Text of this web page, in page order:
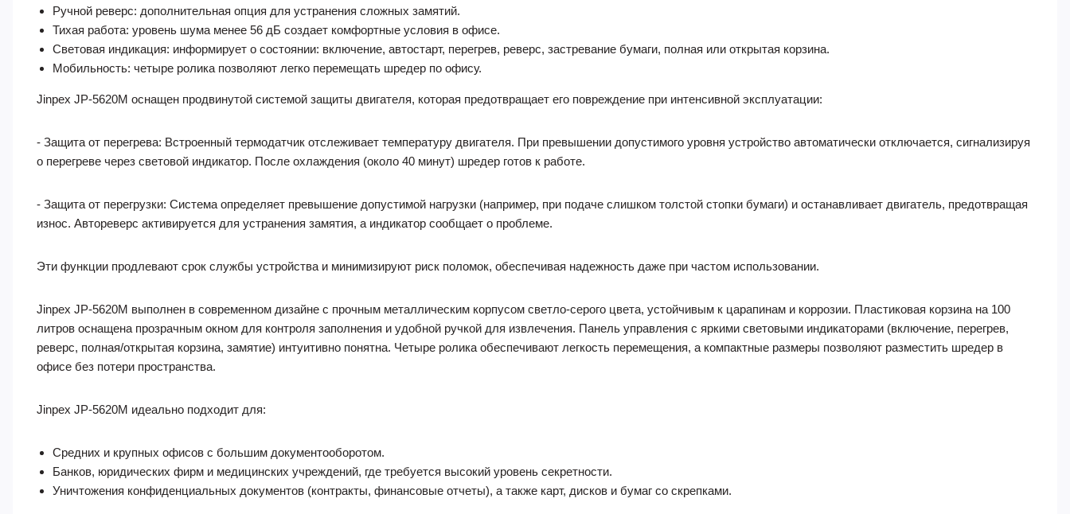
Ручной реверс: дополнительная опция для устранения сложных замятий.
Тихая работа: уровень шума менее 56 дБ создает комфортные условия в офисе.
Световая индикация: информирует о состоянии: включение, автостарт, перегрев, реверс, застревание бумаги, полная или открытая корзина.
Мобильность: четыре ролика позволяют легко перемещать шредер по офису.
Jinpex JP-5620M оснащен продвинутой системой защиты двигателя, которая предотвращает его повреждение при интенсивной эксплуатации:
- Защита от перегрева: Встроенный термодатчик отслеживает температуру двигателя. При превышении допустимого уровня устройство автоматически отключается, сигнализируя
о перегреве через световой индикатор. После охлаждения (около 40 минут) шредер готов к работе.
- Защита от перегрузки: Система определяет превышение допустимой нагрузки (например, при подаче слишком толстой стопки бумаги) и останавливает двигатель, предотвращая
износ. Автореверс активируется для устранения замятия, а индикатор сообщает о проблеме.
Эти функции продлевают срок службы устройства и минимизируют риск поломок, обеспечивая надежность даже при частом использовании.
Jinpex JP-5620M выполнен в современном дизайне с прочным металлическим корпусом светло-серого цвета, устойчивым к царапинам и коррозии. Пластиковая корзина на 100
литров оснащена прозрачным окном для контроля заполнения и удобной ручкой для извлечения. Панель управления с яркими световыми индикаторами (включение, перегрев,
реверс, полная/открытая корзина, замятие) интуитивно понятна. Четыре ролика обеспечивают легкость перемещения, а компактные размеры позволяют разместить шредер в
офисе без потери пространства.
Jinpex JP-5620M идеально подходит для:
Средних и крупных офисов с большим документооборотом.
Банков, юридических фирм и медицинских учреждений, где требуется высокий уровень секретности.
Уничтожения конфиденциальных документов (контракты, финансовые отчеты), а также карт, дисков и бумаг со скрепками.